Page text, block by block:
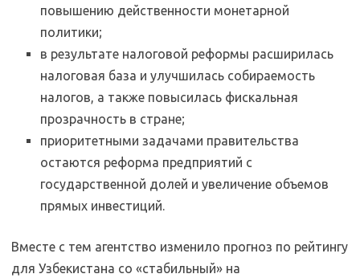
повышению действенности монетарной
политики;
в результате налоговой реформы расширилась
налоговая база и улучшилась собираемость
налогов, а также повысилась фискальная
прозрачность в стране;
приоритетными задачами правительства
остаются реформа предприятий с
государственной долей и увеличение объемов
прямых инвестиций.
Вместе с тем агентство изменило прогноз по рейтингу
для Узбекистана со «стабильный» на